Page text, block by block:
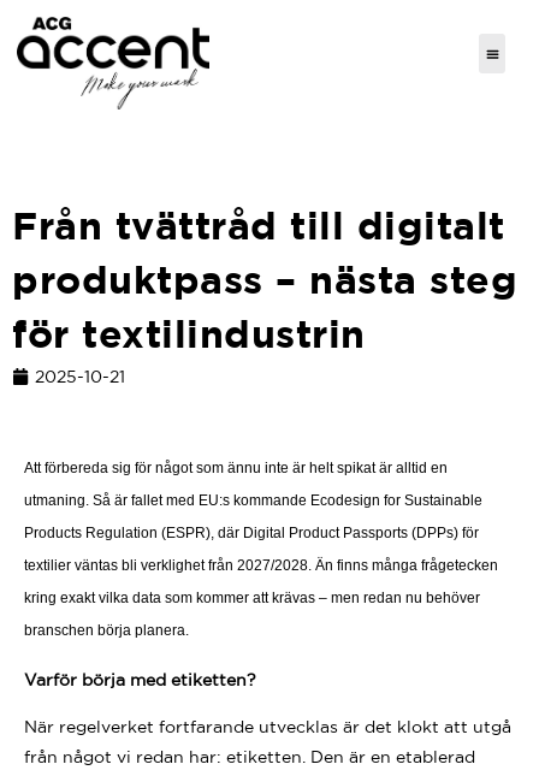
Från tvättråd till digitalt
produktpass – nästa steg
för textilindustrin
2025-10-21
Att förbereda sig för något som ännu inte är helt spikat är alltid en
utmaning. Så är fallet med EU:s kommande Ecodesign for Sustainable
Products Regulation (ESPR), där Digital Product Passports (DPPs) för
textilier väntas bli verklighet från 2027/2028. Än finns många frågetecken
kring exakt vilka data som kommer att krävas – men redan nu behöver
branschen börja planera.
Varför börja med etiketten?
När regelverket fortfarande utvecklas är det klokt att utgå
från något vi redan har: etiketten. Den är en etablerad